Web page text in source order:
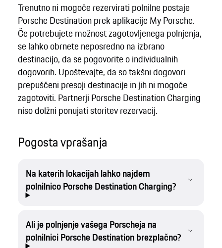
Trenutno ni mogoče rezervirati polnilne postaje
Porsche Destination prek aplikacije My Porsche.
Če potrebujete možnost zagotovljenega polnjenja,
se lahko obrnete neposredno na izbrano
destinacijo, da se pogovorite o individualnih
dogovorih. Upoštevajte, da so takšni dogovori
prepuščeni presoji destinacije in jih ni mogoče
zagotoviti. Partnerji Porsche Destination Charging
niso dolžni ponujati storitev rezervacij.
Pogosta vprašanja
Na katerih lokacijah lahko najdem
polnilnico Porsche Destination Charging?
Ali je polnjenje vašega Porscheja na
polnilnici Porsche Destination brezplačno?